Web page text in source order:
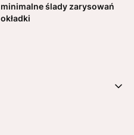
minimalne ślady zarysowań
okładki